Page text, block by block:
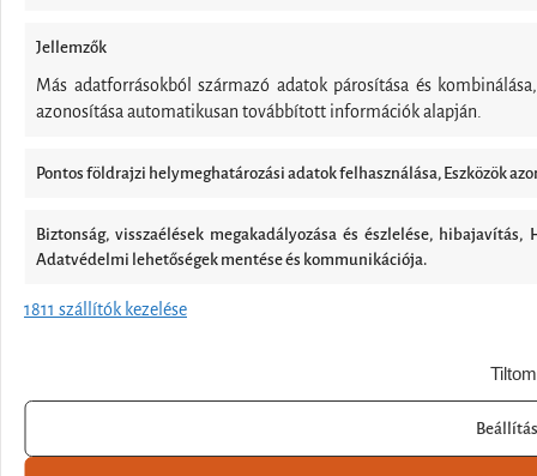
Jellemzők
Más adatforrásokból származó adatok párosítása és
azonosítása automatikusan továbbított információk alapján.
Pontos földrajzi helymeghatározási adatok felhasználása, Eszközök
Biztonság, visszaélések megakadályozása és észlelése,
Adatvédelmi lehetőségek mentése és kommunikációja.
1811 szállítók kezelése
Tiltom
Online időpontfoglalás